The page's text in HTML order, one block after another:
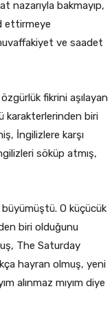
nazarıyla bakmayıp,
ettirmeye
ve saadet
fikrini aşılayan
karakterlerinden biri
İngilizlere karşı
söküp atmış,
O küçücük
biri olduğunu
The Saturday
hayran olmuş, yeni
alınmaz mıyım diye